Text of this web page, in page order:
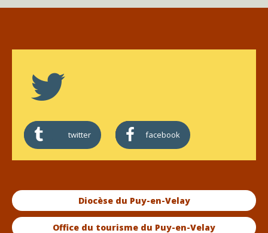
twitter facebook
Diocèse du Puy-en-Velay
Office du tourisme du Puy-en-Velay